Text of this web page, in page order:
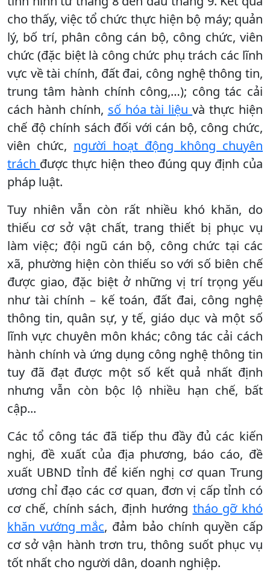
cho thấy, việc tổ chức thực hiện bộ máy; quản
lý, bố trí, phân công cán bộ, công chức, viên
chức (đặc biệt là công chức phụ trách các lĩnh
vực về tài chính, đất đai, công nghệ thông tin,
trung tâm hành chính công,…); công tác cải
cách hành chính, số hóa tài liệuvà thực hiện
chế độ chính sách đối với cán bộ, công chức,
viên chức, người hoạt động không chuyên
trách được thực hiện theo đúng quy định của
pháp luật.
Tuy nhiên vẫn còn rất nhiều khó khăn, do
thiếu cơ sở vật chất, trang thiết bị phục vụ
làm việc; đội ngũ cán bộ, công chức tại các
xã, phường hiện còn thiếu so với số biên chế
được giao, đặc biệt ở những vị trí trọng yếu
như tài chính – kế toán, đất đai, công nghệ
thông tin, quân sự, y tế, giáo dục và một số
lĩnh vực chuyên môn khác; công tác cải cách
hành chính và ứng dụng công nghệ thông tin
tuy đã đạt được một số kết quả nhất định
nhưng vẫn còn bộc lộ nhiều hạn chế, bất
cập...
Các tổ công tác đã tiếp thu đầy đủ các kiến
nghị, đề xuất của địa phương, báo cáo, đề
xuất UBND tỉnh để kiến nghị cơ quan Trung
ương chỉ đạo các cơ quan, đơn vị cấp tỉnh có
cơ chế, chính sách, định hướng tháo gỡ khó
khăn vướng mắc, đảm bảo chính quyền cấp
cơ sở vận hành trơn tru, thông suốt phục vụ
tốt nhất cho người dân, doanh nghiệp.